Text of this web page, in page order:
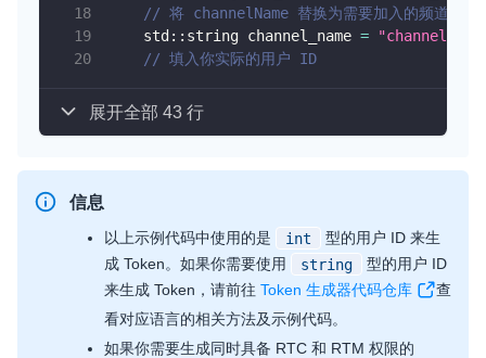
// 将 channelName 替换为需要加入的频道名
    std
:: string channel_name =
// 填入你实际的用户 ID
展开全部 43 行
信息
以上示例代码中使用的是 int
型的用户 ID 来生
成 Token。如果你需要使用
string
型的用户 ID
来生成 Token，请前往 Token 生成器代码仓库
查
看对应语言的相关方法及示例代码。
如果你需要生成同时具备 RTC 和 RTM 权限的